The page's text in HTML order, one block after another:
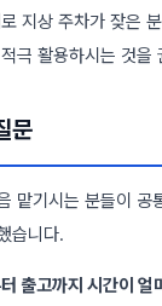
지상 주차가 잦은
극 활용하시는 것을
문
맡기시는 분들이 공
습니다.
출고까지 시간이 얼